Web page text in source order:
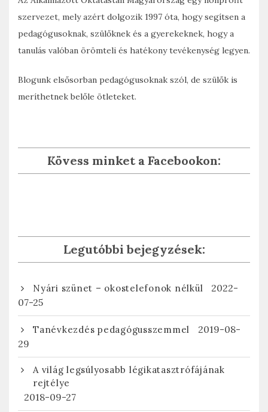
szervezet, mely azért dolgozik 1997 óta, hogy segítsen a
pedagógusoknak, szülőknek és a gyerekeknek, hogy a
tanulás valóban örömteli és hatékony tevékenység legyen.
Blogunk elsősorban pedagógusoknak szól, de szülők is
meríthetnek belőle ötleteket.
Kövess minket a Facebookon:
Legutóbbi bejegyzések:
Nyári szünet – okostelefonok nélkül
2022-
07-25
Tanévkezdés pedagógusszemmel
2019-08-
29
A világ legsúlyosabb légikatasztrófájának
rejtélye
2018-09-27